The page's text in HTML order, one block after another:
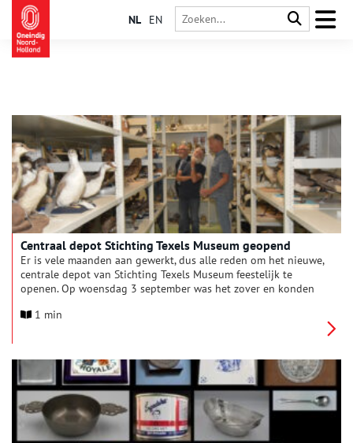
NL EN
Centraal depot Stichting Texels Museum geopend
Er is vele maanden aan gewerkt, dus alle reden om het nieuwe,
centrale depot van Stichting Texels Museum feestelijk te
openen. Op woensdag 3 september was het zover en konden
stichting bekijken. De conservatoren leidden de groepen rond
onderwaterarcheologie in zijn portefeuille heeft, verrichtte de
openingshandeling.
1 min